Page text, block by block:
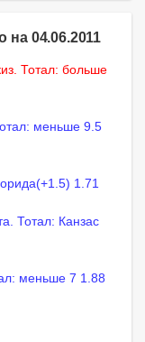
на 04.06.2011
Тотал: больше
меньше 9.5
1.71
Тотал: Канзас
меньше 7 1.88